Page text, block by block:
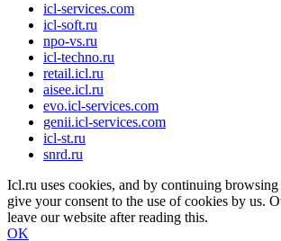
icl-services.com
icl-soft.ru
npo-vs.ru
icl-techno.ru
retail.icl.ru
aisee.icl.ru
evo.icl-services.com
genii.icl-services.com
icl-st.ru
snrd.ru
Icl.ru uses cookies, and by continuing
give your consent to the use of cookies by us.
leave our website after reading this.
OK